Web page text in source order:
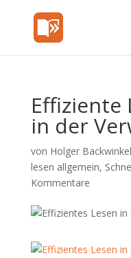
Effiziente
in der
von Holger Backwinkel
lesen allgemein,
Kommentare